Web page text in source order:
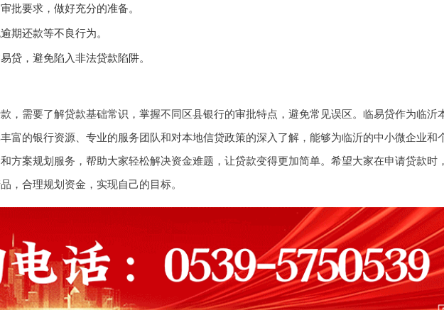
批要求，做好充分的准备。
期还款等不良行为。
贷，避免陷入非法贷款陷阱。
，需要了解贷款基础常识，掌握不同区县银行的审批特点，避免常见误区。临易贷作为临沂
富的银行资源、专业的服务团队和对本地信贷政策的深入了解，能够为临沂的中小微企业和
方案规划服务，帮助大家轻松解决资金难题，让贷款变得更加简单。希望大家在申请贷款时
，合理规划资金，实现自己的目标。